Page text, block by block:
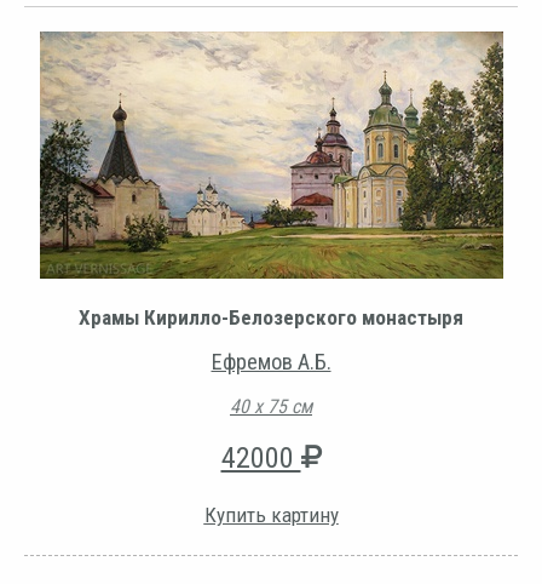
Храмы Кирилло-Белозерского монастыря
Ефремов А.Б.
40 х 75 см
42000
Купить картину